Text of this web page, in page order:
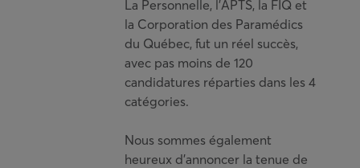
La Personnelle, l’APTS, la FIQ et
la Corporation des Paramédics
du Québec, fut un réel succès,
avec pas moins de 120
candidatures réparties dans les 4
catégories.
Nous sommes également
heureux d’annoncer la tenue de